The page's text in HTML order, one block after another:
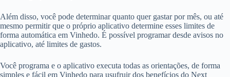
Além disso, você pode determinar quanto quer gastar por mês, ou até
mesmo permitir que o próprio aplicativo determine esses limites de
forma automática em Vinhedo. É possível programar desde avisos no
aplicativo, até limites de gastos.
Você programa e o aplicativo executa todas as orientações, de forma
simples e fácil em Vinhedo para usufruir dos benefícios do Next